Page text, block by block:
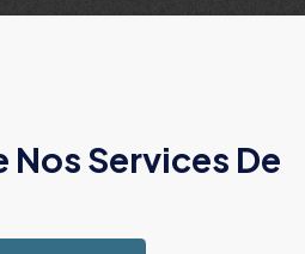
Nos Services De